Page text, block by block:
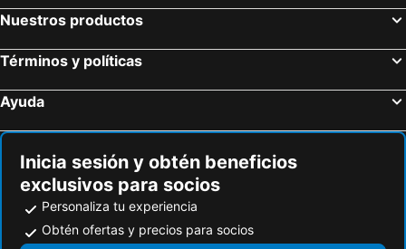
Puerto Viejo de Talamanca, Limón Hoteles
Nuestros productos
Términos y políticas
Ayuda
Inicia sesión y obtén beneficios
exclusivos para socios
Personaliza tu experiencia
Obtén ofertas y precios para socios